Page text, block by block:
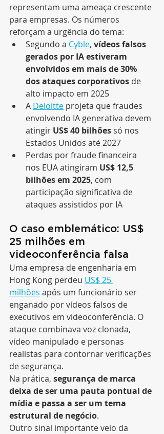
representam uma ameaça crescente
para empresas. Os números
reforçam a urgência do tema:
Segundo a Cyble, vídeos falsos
gerados por IA estiveram
envolvidos em mais de 30%
dos ataques corporativos de
alto impacto em 2025
A Deloitte projeta que fraudes
envolvendo IA generativa devem
atingir US$ 40 bilhões só nos
Estados Unidos até 2027
Perdas por fraude financeira
nos EUA atingiram US$ 12,5
bilhões em 2025, com
participação significativa de
ataques assistidos por IA
O caso emblemático: US$
25 milhões em
videoconferência falsa
Uma empresa de engenharia em
Hong Kong perdeu US$ 25
milhões após um funcionário ser
enganado por vídeos falsos de
executivos em videoconferência. O
ataque combinava voz clonada,
vídeo manipulado e personas
realistas para contornar verificações
de segurança.
Na prática, segurança de marca
deixa de ser uma pauta pontual de
mídia e passa a ser um tema
estrutural de negócio.
Outro sinal importante veio da